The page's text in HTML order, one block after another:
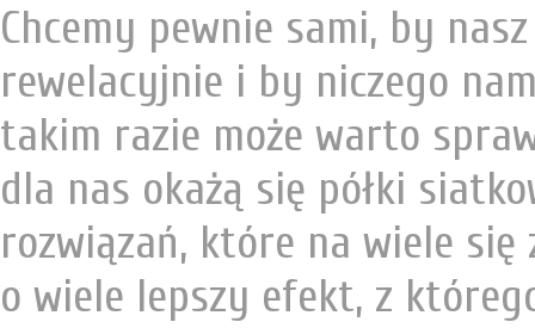
Chcemy pewnie sami, by
rewelacyjnie i by niczego
takim razie może warto
dla nas okażą się półki
rozwiązań, które na wiele
o wiele lepszy efekt, z